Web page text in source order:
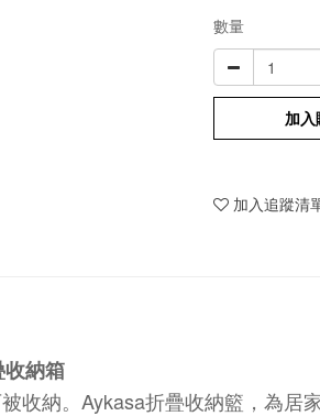
數量
加
加入追蹤清
收納箱
收納。 Aykasa折疊收納籃，為居